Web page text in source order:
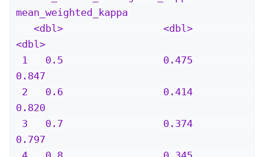
mean_weighted_kappa
<dbl>
0.847
0.820
0.797